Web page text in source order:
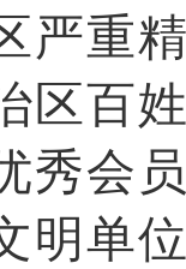
严重
区百
秀会
明单